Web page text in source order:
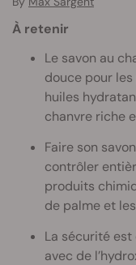
À retenir
Le savon au
douce pour
huiles
chanvre riche
Faire son
contrôler
produits
de palme et
La sécurité est
avec de